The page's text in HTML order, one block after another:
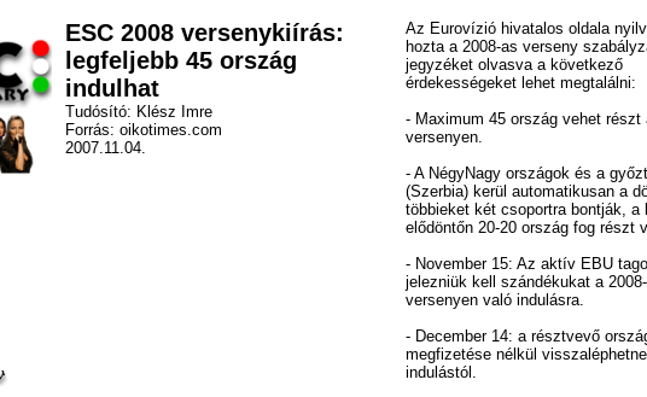
ESC 2008 versenykiírás:
legfeljebb 45 ország
indulhat
Tudósító: Klész Imre
Forrás: oikotimes.com
2007.11.04.
Az Eurovízió hivatalos oldala
hozta a 2008-as verseny
jegyzéket olvasva a következő
érdekességeket lehet megtalálni:
- Maximum 45 ország vehet részt
versenyen.
- A NégyNagy országok és a
(Szerbia) kerül automatikusan a
többieket két csoportra bontják, a
elődöntőn 20-20 ország fog részt
- November 15: Az aktív EBU
jelezniük kell szándékukat a
versenyen való indulásra.
- December 14: a résztvevő
megfizetése nélkül
indulástól.